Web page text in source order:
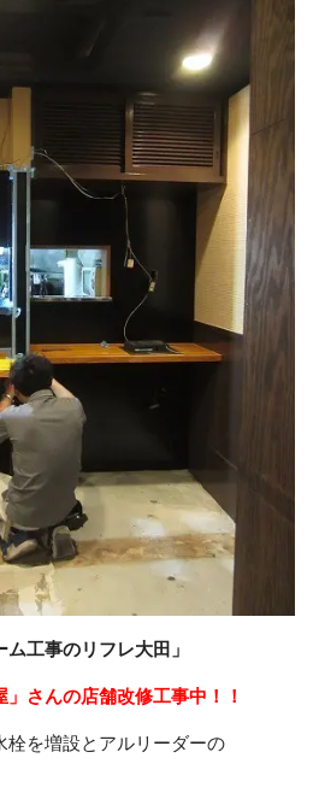
ム工事のリフレ大田」
さんの店舗改修工事中！！
を増設とアルリーダーの